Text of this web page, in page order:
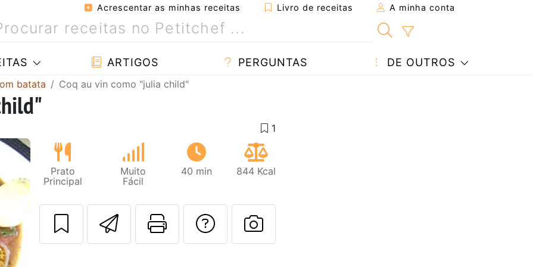
Acrescentar as minhas receitas Livro de receitas A minha conta
ARTIGOS PERGUNTAS DE OUTROS
batata Coq au vin como "julia child"
Next
Prato
Principal
Muito
Fácil
40 min 844 Kcal
Enviar esta receita a um amigo
Imprima esta página
Falar com o autor da receita
Fez esta receita? Compartilhe